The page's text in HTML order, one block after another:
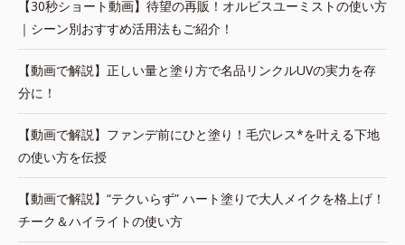
【30秒ショート動画】待望の再販！オルビスユーミストの使い方
｜シーン別おすすめ活用法もご紹介！
【動画で解説】正しい量と塗り方で名品リンクルUVの実力を存
分に！
【動画で解説】ファンデ前にひと塗り！毛穴レス*を叶える下地
の使い方を伝授
【動画で解説】“テクいらず” ハート塗りで大人メイクを格上げ！
チーク＆ハイライトの使い方